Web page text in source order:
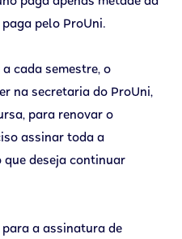
pelo ProUni.
cada semestre, o
na secretaria do ProUni,
para renovar o
assinar toda a
deseja continuar
a assinatura de